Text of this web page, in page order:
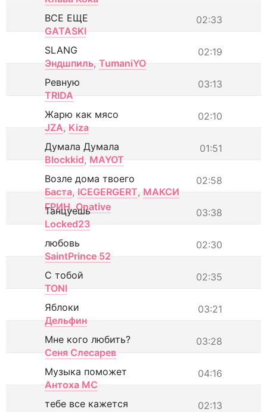
02:33
ВСЕ ЕЩЕ
GATASKI
02:19
SLANG
Эндшпиль, TumaniYO
03:13
Ревную
TRIDA
02:10
Жарю как мясо
JZA, Kiza
01:51
Думала Думала
Blockkid, MAYOT
02:58
Возле дома твоего
Баста, ICEGERGERT, МАКСИ
ГРИН, Onative 03:38
Танцуешь
Locked23
02:30
любовь
SaintPrince 52
02:35
С тобой
TONI
03:21
Яблоки
Дельфин
03:28
Мне кого любить?
Сеня Слесарев
04:16
Музыка поможет
Антоха МС
02:13
тебе все кажется